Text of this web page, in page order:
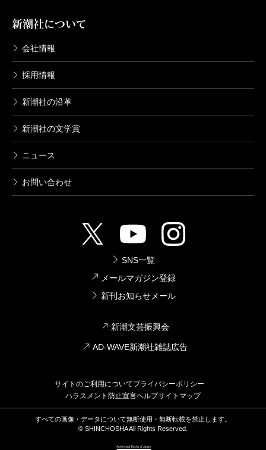
新潮社について
会社情報
採用情報
新潮社の沿革
新潮社の文学賞
ニュース
お問い合わせ
SNS一覧
メールマガジン登録
新刊お知らせメール
新潮文芸振興会
AD-WAVE新潮社雑誌広告
サイトのご利用についてプライバシーポリシー
ハラスメント防止宣言ヘルプサイトマップ
すべての画像・データについて無断使用・無断転載を禁止します。
© SHINCHOSHA All Rights Reserved.